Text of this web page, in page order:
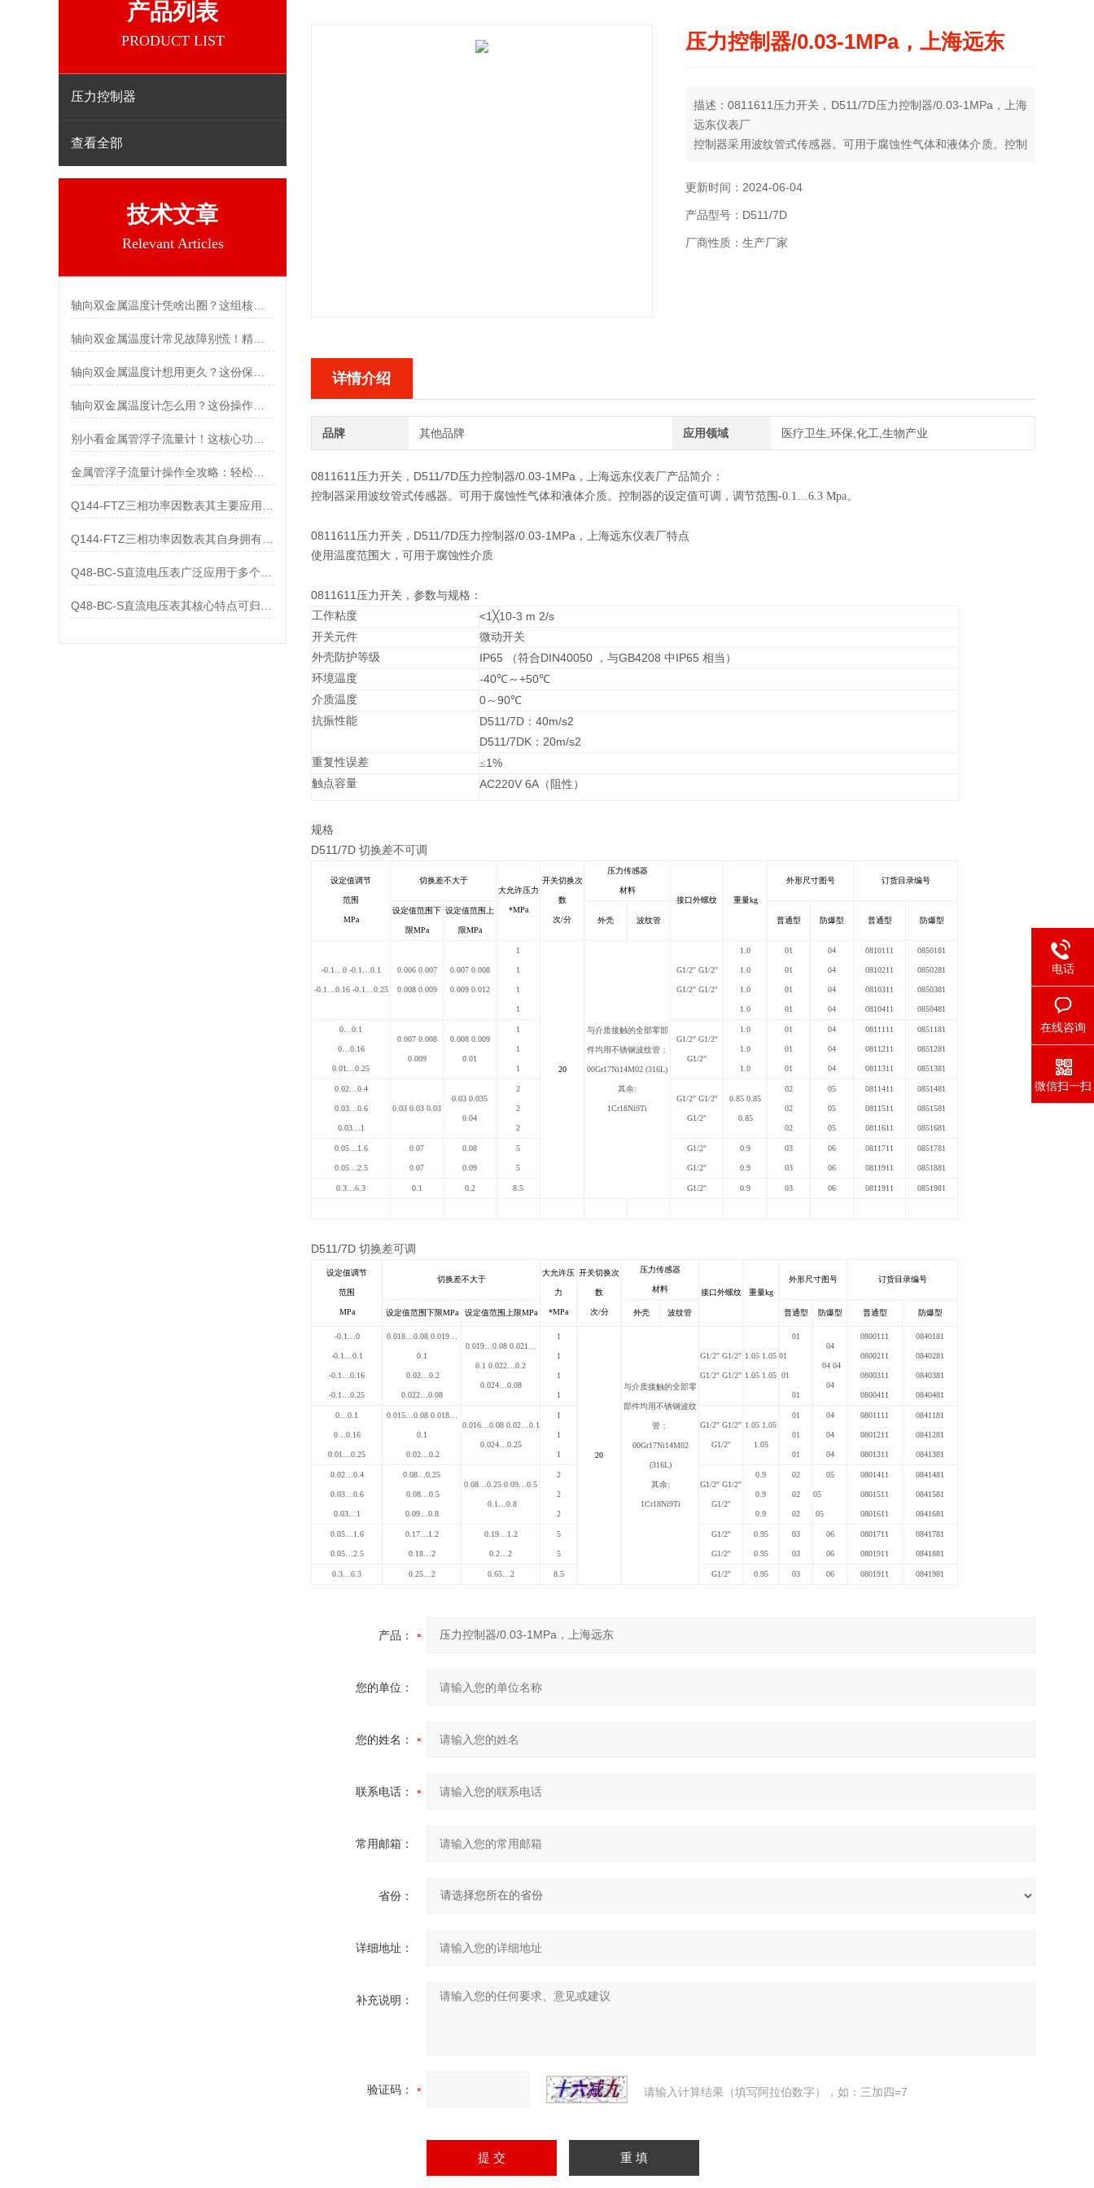
产品列表
PRODUCT LIST
压力控制器
查看全部
技术文章
Relevant Articles
轴向双金属温度计凭啥出圈？这组核心特点给出了答案
轴向双金属温度计常见故障别慌！精准定位，轻松搞定难题
轴向双金属温度计怎么用？这份操作指南，新手也能快速拿捏！
金属管浮子流量计操作全攻略：轻松拿捏，精准掌控每一步！
Q144-FTZ三相功率因数表其自身拥有怎样的功能呢？
压力控制器/0.03-1MPa，上海远东
描述：0811611压力开关，D511/7D压力控制器/0.03-1MPa，上海
远东仪表厂
控制器采用波纹管式传感器。可用于腐蚀性气体和液体介质。控制
更新时间：2024-06-04
产品型号：D511/7D
厂商性质：生产厂家
详情介绍
品牌 其他品牌 应用领域 医疗卫生,环保,化工,生物产业
0811611压力开关， D511/7D压力控制器/0.03-1MPa，上海远东仪表厂产品简介：
控制器采用波纹管式传感器。可用于腐蚀性气体和液体介质。控制器的设定值可调，调节范围-0.1…6.3 Mpa。
0811611压力开关， D511/7D压力控制器/0.03-1MPa，上海远东仪表厂特点
使用温度范围大，可用于腐蚀性介质
0811611压力开关， 参数与规格：
工作粘度
<1 ╳10-3 m 2/s
开关元件
微动开关
外壳防护等级
IP65 （符合DIN40050 ，与GB4208 中 IP65 相当）
环境温度
-40℃ ～ +50℃
介质温度
0 ～ 90℃
抗振性能
D511/7D ： 40m/s2
D511/7DK ： 20m/s2
重复性误差 ≤1%
触点容量 AC220V 6A （阻性）
规格
D511/7D 切换差不可调
设定值调节
范围
MPa
切换差不大于
大允许压力
*MPa
开关切换次
数
次/分
压力传感器
材料
接口外螺纹
重量kg
外形尺寸图号 订货目录编号
设定值范围下
限MPa
设定值范围上
限MPa
外壳 波纹管 普通型 防爆型 普通型 防爆型
-0.1…0 -0.1…0.1
-0.1…0.16 -0.1…0.25
0.006 0.007
0.008 0.009
0.007 0.008
0.009 0.012
1
1
1
1
20
与介质接触的全部零部
件均用不锈钢波纹管；
00Gr17Ni14M02 (316L)
其余:
1Cr18Ni9Ti
G1/2″ G1/2″
G1/2″ G1/2″
1.0
1.0
1.0
1.0
01
01
01
01
04
04
04
04
0810111
0810211
0810311
0810411
0850181
0850281
0850381
0850481
0…0.1
0…0.16
0.01…0.25
0.007 0.008
0.009
0.008 0.009
0.01
1
1
1
G1/2″ G1/2″
G1/2″
1.0
1.0
1.0
01
01
01
04
04
04
0811111
0811211
0811311
0851181
0851281
0851381
0.02…0.4
0.03…0.6
0.03…1
0.03 0.03 0.03
0.03 0.035
0.04
2
2
2
G1/2″ G1/2″
G1/2″
0.85 0.85
0.85
02
02
02
05
05
05
0811411
0811511
0811611
0851481
0851581
0851681
0.05…1.6
0.05…2.5
0.07
0.07
0.08
0.09
5
5
G1/2″
G1/2″
0.9
0.9
03
03
06
06
0811711
0811911
0851781
0851881
0.3…6.3 0.1 0.2 8.5 G1/2″ 0.9 03 06 0811911 0851981
D511/7D 切换差可调
设定值调节
范围
MPa
切换差不大于
大允许压
力
*MPa
开关切换次
数
次/分
压力传感器
材料 接口外螺纹 重量kg
外形尺寸图号 订货目录编号
设定值范围下限MPa 设定值范围上限MPa 外壳 波纹管 普通型 防爆型 普通型 防爆型
-0.1…0
-0.1…0.1
-0.1…0.16
-0.1…0.25
0.018… 0.08 0.019…
0.1
0.02 0.2
0.022… 0.08
0.019… 0.08 0.021
0.1 0.022 0.2
0.024… 0.08
1
1
1
1
20
与介质接触的全部零
部件均用不锈钢波纹
管；
00Gr17Ni14M02
(316L)
其余:
1Cr18Ni9Ti
G1/2″ G1/2″
G1/2″ G1/2″
1.05 1.05
1.05 1.05
01
01
01
01
04
04 04
04
0800111
0800211
0800311
0800411
0840181
0840281
0840381
0840481
0…0.1
0…0.16
0.01…0.25
0.015… 0.08 0.018…
0.1
0.02 0.2
0.016… 0.08 0.02…0.1
0.024… 0.25
1
1
1
G1/2″ G1/2″
G1/2″
1.05 1.05
1.05
01
01
01
04
04
04
0801111
0801211
0801311
0841181
0841281
0841381
0.02…0.4
0.03…0.6
0.03…1
0.08 0.25
0.08 0.5
0.09… 0.8
0.08 0.25 0.09 0.5
0.1 0.8
2
2
2
G1/2″ G1/2″
G1/2″
0.9
0.9
0.9
02
02
02
05
05
05
0801411
0801511
0801611
0841481
0841581
0841681
0.05…1.6
0.05…2.5
0.17… 1.2
0.18… 2
0.19… 1.2
0.2 2
5
5
G1/2″
G1/2″
0.95
0.95
03
03
06
06
0801711
0801911
0841781
0841881
0.3…6.3 0.25… 2 0.65… 2 8.5 G1/2″ 0.95 03 06 0801911 0841981
产品：
您的单位：
您的姓名：
联系电话：
常用邮箱：
省份：
详细地址：
补充说明：
验证码： 请输入计算结果（填写阿拉伯数字），如：三加四=7
电话
在线咨询
微信扫一扫